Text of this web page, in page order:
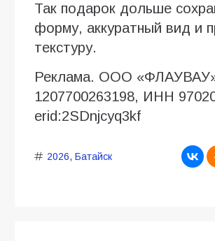
Так подарок дольше
форму, аккуратный вид и
текстуру.
Реклама. ООО
1207700263198, ИНН
erid:2SDnjcyq3kf
2026, Батайск